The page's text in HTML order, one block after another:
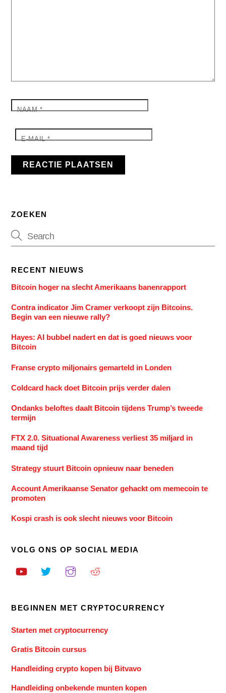
NAAM*
E-MAIL*
ZOEKEN
RECENT NIEUWS
Bitcoin hoger na slecht Amerikaans banenrapport
Contra indicator Jim Cramer verkoopt zijn Bitcoins.
Begin van een nieuwe rally?
Hayes: AI bubbel nadert en dat is goed nieuws voor
Bitcoin
Franse crypto miljonairs gemarteld in Londen
Coldcard hack doet Bitcoin prijs verder dalen
Ondanks beloftes daalt Bitcoin tijdens Trump’s tweede
termijn
FTX 2.0. Situational Awareness verliest 35 miljard in
maand tijd
Strategy stuurt Bitcoin opnieuw naar beneden
Account Amerikaanse Senator gehackt om memecoin te
promoten
Kospi crash is ook slecht nieuws voor Bitcoin
VOLG ONS OP SOCIAL MEDIA
BEGINNEN MET CRYPTOCURRENCY
Starten met cryptocurrency
Gratis Bitcoin cursus
Handleiding crypto kopen bij Bitvavo
Handleiding onbekende munten kopen